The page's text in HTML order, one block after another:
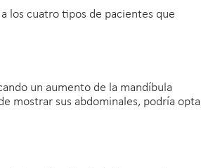
los cuatro tipos de pacientes que
un aumento de la mandíbula
mostrar sus abdominales, podría